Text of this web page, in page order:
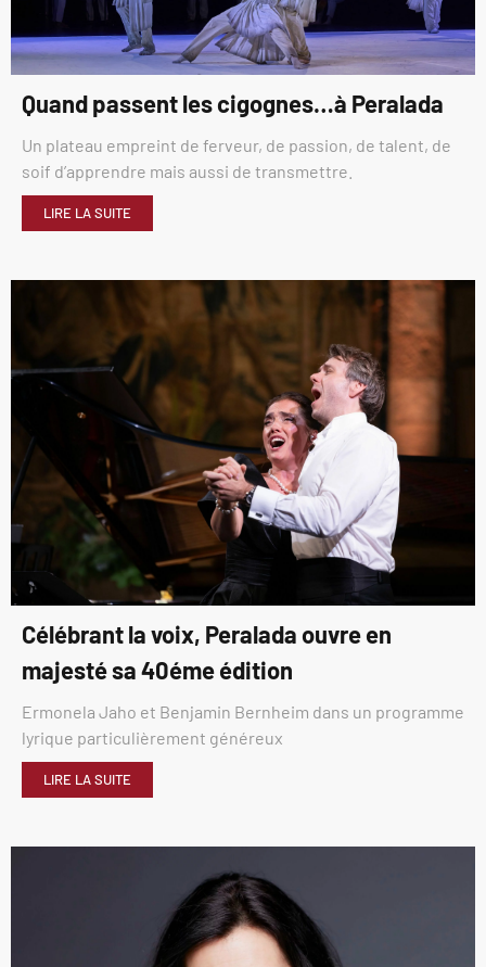
Quand passent les cigognes…à Peralada
Un plateau empreint de ferveur, de passion, de talent, de
soif d’apprendre mais aussi de transmettre.
LIRE LA SUITE
Célébrant la voix, Peralada ouvre en
majesté sa 40éme édition
Ermonela Jaho et Benjamin Bernheim dans un programme
lyrique particulièrement généreux
LIRE LA SUITE